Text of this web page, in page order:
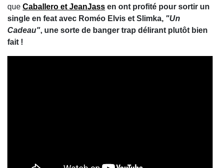
que Caballero et JeanJass en ont profité pour sortir un
single en feat avec Roméo Elvis et Slimka, "Un
Cadeau", une sorte de banger trap délirant plutôt bien
fait !